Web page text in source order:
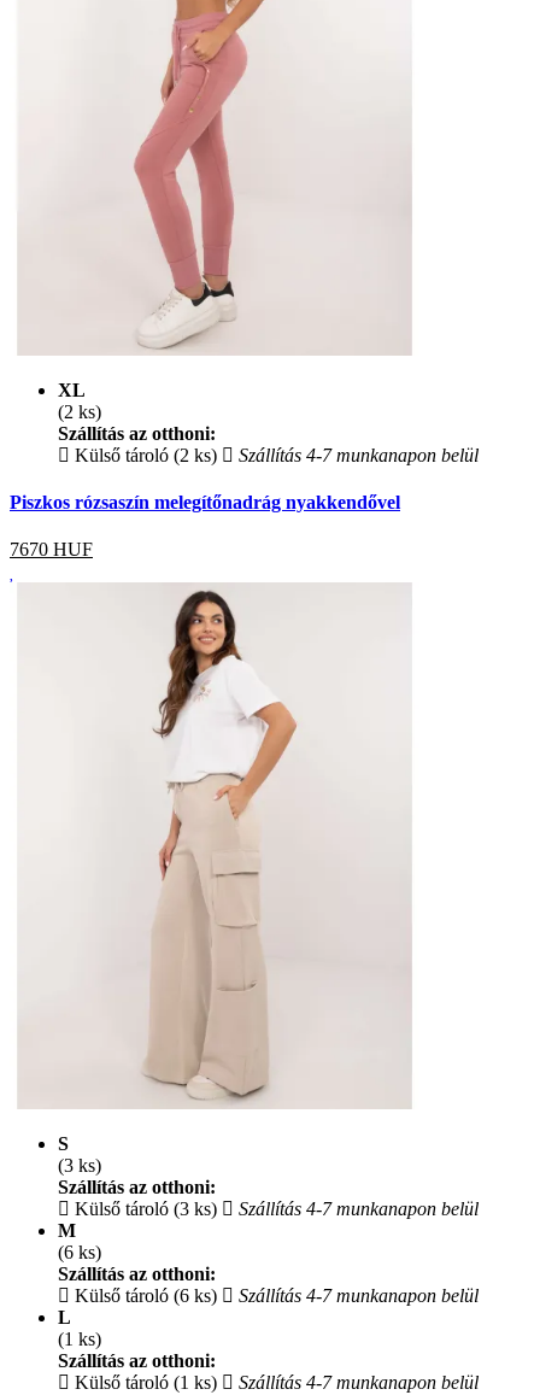
XL
(2 ks)
Szállítás az otthoni:
Külső tároló (2 ks)
Szállítás 4-7 munkanapon belül
Piszkos rózsaszín melegítőnadrág nyakkendővel
7670 HUF
S
(3 ks)
Szállítás az otthoni:
Külső tároló (3 ks)
Szállítás 4-7 munkanapon belül
M
(6 ks)
Szállítás az otthoni:
Külső tároló (6 ks)
Szállítás 4-7 munkanapon belül
L
(1 ks)
Szállítás az otthoni:
Külső tároló (1 ks)
Szállítás 4-7 munkanapon belül